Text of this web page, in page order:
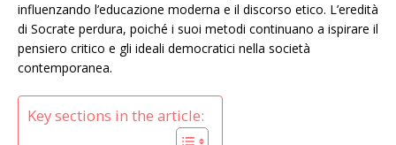
influenzando l’educazione moderna e il discorso etico. L’eredità
di Socrate perdura, poiché i suoi metodi continuano a ispirare il
pensiero critico e gli ideali democratici nella società
contemporanea.
Key sections in the article: